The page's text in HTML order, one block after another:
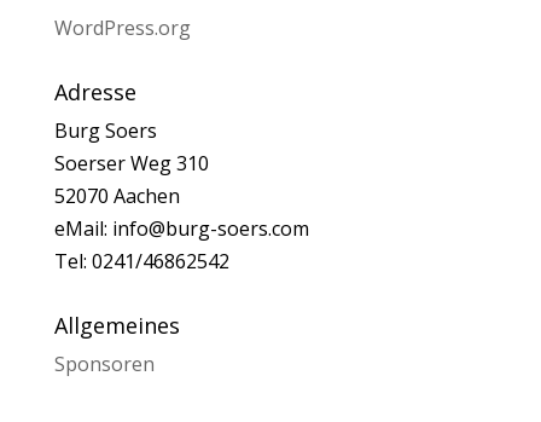
WordPress.org
Adresse
Burg Soers
Soerser Weg 310
52070 Aachen
eMail: info@burg-soers.com
Tel: 0241/46862542
Allgemeines
Sponsoren